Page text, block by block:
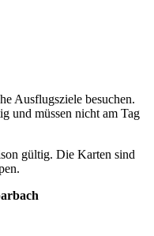
Ausflugsziele besuchen.
und müssen nicht am Tag
gültig. Die Karten sind